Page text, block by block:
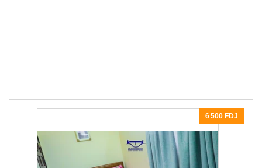
6 500 FDJ